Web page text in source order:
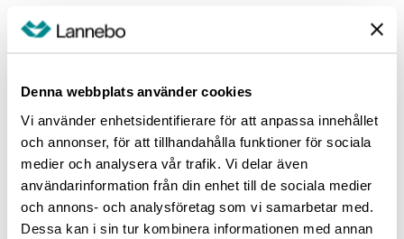
Denna webbplats använder cookies
Vi använder enhetsidentifierare för att anpassa innehållet
och annonser, för att tillhandahålla funktioner för sociala
medier och analysera vår trafik. Vi delar även
användarinformation från din enhet till de sociala medier
och annons- och analysföretag som vi samarbetar med.
Dessa kan i sin tur kombinera informationen med annan
sparande, inte ökar när inkomsten ökar.
av sin inkomst än låginkomsttagare. För oss är
detta ett tecken på att de allra flesta har möjlighet
att spara mer. Bara för att du får en löneökning
behöver det ju inte vara så att dina behov plötsligt
ökar. Men i stället för att öka sparandet i takt med
löneutvecklingen lägger många till dyrare vanor.